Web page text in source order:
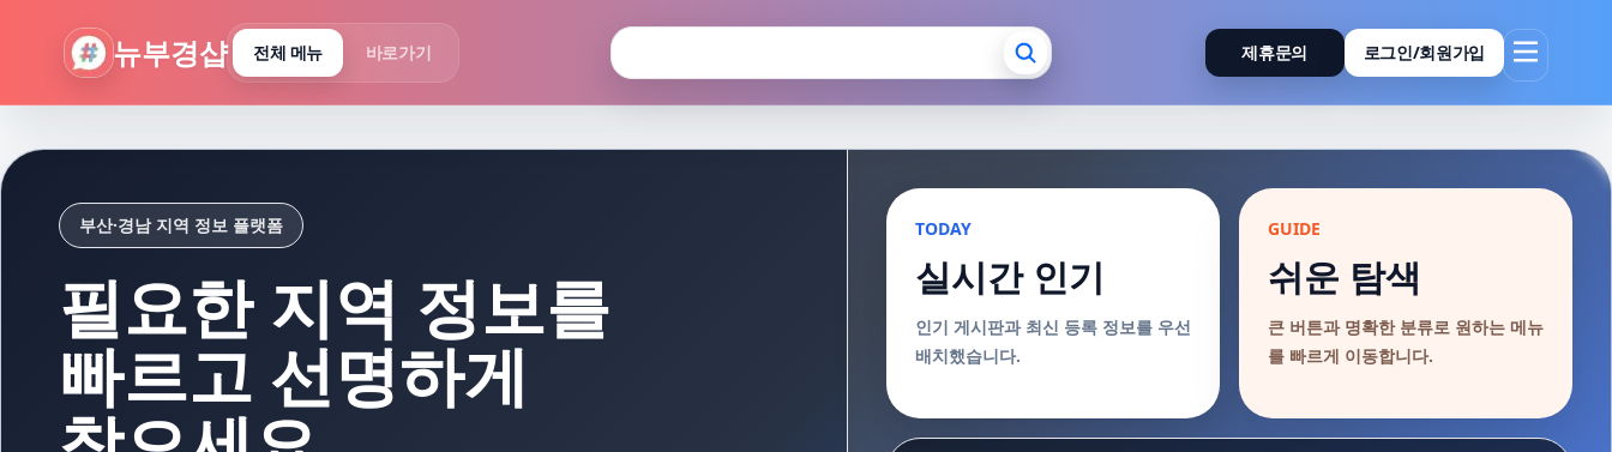
뉴부경샵 전체 메뉴 바로가기 제휴문의 로그인/회원가입
부산·경남 지역 정보 플랫폼
필요한 지역 정보를
빠르고 선명하게
TODAY
실시간 인기
인기 게시판과 최신 등록 정보를 우선
배치했습니다.
GUIDE
쉬운 탐색
큰 버튼과 명확한 분류로 원하는 메뉴
를 빠르게 이동합니다.